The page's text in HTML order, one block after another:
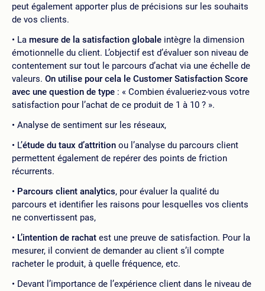
peut également apporter plus de précisions sur les souhaits
de vos clients.
La mesure de la satisfaction globale intègre la dimension
émotionnelle du client. L’objectif est d’évaluer son niveau de
contentement sur tout le parcours d’achat via une échelle de
valeurs. On utilise pour cela le Customer Satisfaction Score
avec une question de type : « Combien évalueriez-vous votre
satisfaction pour l’achat de ce produit de 1 à 10 ? ».
Analyse de sentiment sur les réseaux,
L’étude du taux d’attrition ou l’analyse du parcours client
permettent également de repérer des points de friction
récurrents.
Parcours client analytics, pour évaluer la qualité du
parcours et identifier les raisons pour lesquelles vos clients
ne convertissent pas,
L’intention de rachat est une preuve de satisfaction. Pour la
mesurer, il convient de demander au client s’il compte
racheter le produit, à quelle fréquence, etc.
Devant l’importance de l’expérience client dans le niveau de